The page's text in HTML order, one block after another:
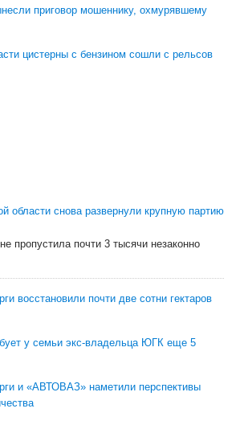
приговор мошеннику, охмурявшему
цистерны с бензином сошли с рельсов
области снова развернули крупную партию
пропустила почти 3 тысячи незаконно
восстановили почти две сотни гектаров
у семьи экс-владельца ЮГК еще 5
и «АВТОВАЗ» наметили перспективы